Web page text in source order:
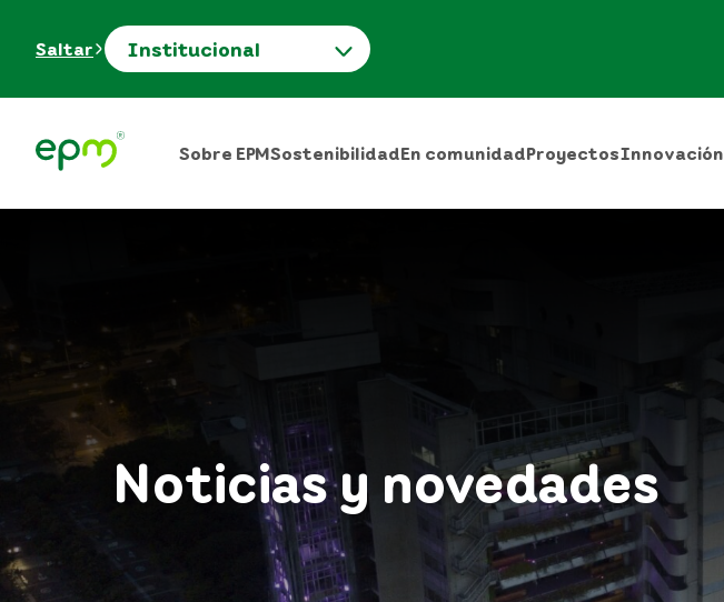
Saltar Institucional
Sobre EPMSostenibilidadEn comunidadProyectosInnovación
Noticias y novedades